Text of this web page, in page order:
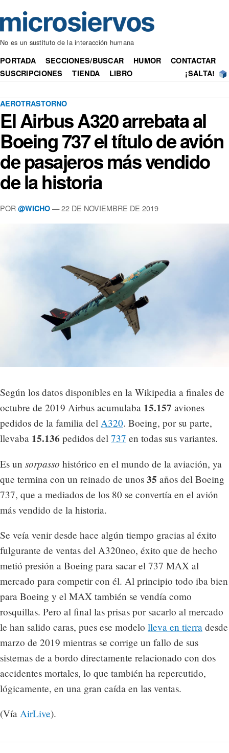
No es un sustituto de la interacción humana
PORTADA SECCIONES/BUSCAR HUMOR
CONTACTAR
SUSCRIPCIONES
TIENDA LIBRO ¡SALTA!
AEROTRASTORNO
El Airbus A320 arrebata al
Boeing 737 el título de avión
de pasajeros más vendido
de la historia
POR @WICHO — 22 DE NOVIEMBRE DE 2019
Según los datos disponibles en la Wikipedia a finales de
octubre de 2019 Airbus acumulaba 15.157 aviones
pedidos de la familia del A320. Boeing, por su parte,
llevaba 15.136 pedidos del 737 en todas sus variantes.
Es un sorpasso histórico en el mundo de la aviación, ya
que termina con un reinado de unos 35 años del Boeing
737, que a mediados de los 80 se convertía en el avión
más vendido de la historia.
Se veía venir desde hace algún tiempo gracias al éxito
fulgurante de ventas del A320neo, éxito que de hecho
metió presión a Boeing para sacar el 737 MAX al
mercado para competir con él. Al principio todo iba bien
para Boeing y el MAX también se vendía como
rosquillas. Pero al final las prisas por sacarlo al mercado
le han salido caras, pues ese modelo lleva en tierra desde
marzo de 2019 mientras se corrige un fallo de sus
sistemas de a bordo directamente relacionado con dos
accidentes mortales, lo que también ha repercutido,
lógicamente, en una gran caída en las ventas.
(Vía AirLive).